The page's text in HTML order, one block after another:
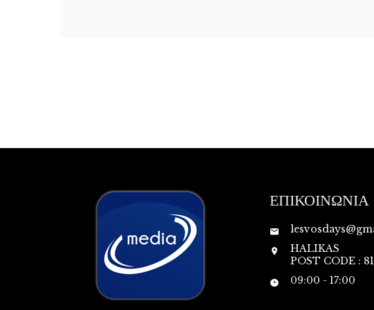
ΕΠΙΚΟΙΝΩΝΙΑ
HALIKAS
POST CODE :
09:00 - 17:00